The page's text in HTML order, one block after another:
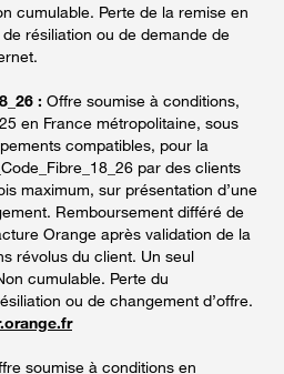
cumulable. Perte de la remise en
résiliation ou de demande de
: Offre soumise à conditions,
en France métropolitaine, sous
compatibles, pour la
par des clients
maximum, sur présentation d’une
Remboursement différé de
Orange après validation de la
révolus du client. Un seul
cumulable. Perte du
ou de changement d’offre.
soumise à conditions en